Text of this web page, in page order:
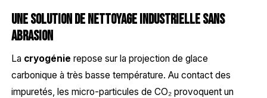
Une solution de nettoyage industrielle sans
abrasion
La cryogénie repose sur la projection de glace
carbonique à très basse température. Au contact des
impuretés, les micro-particules de CO₂ provoquent un